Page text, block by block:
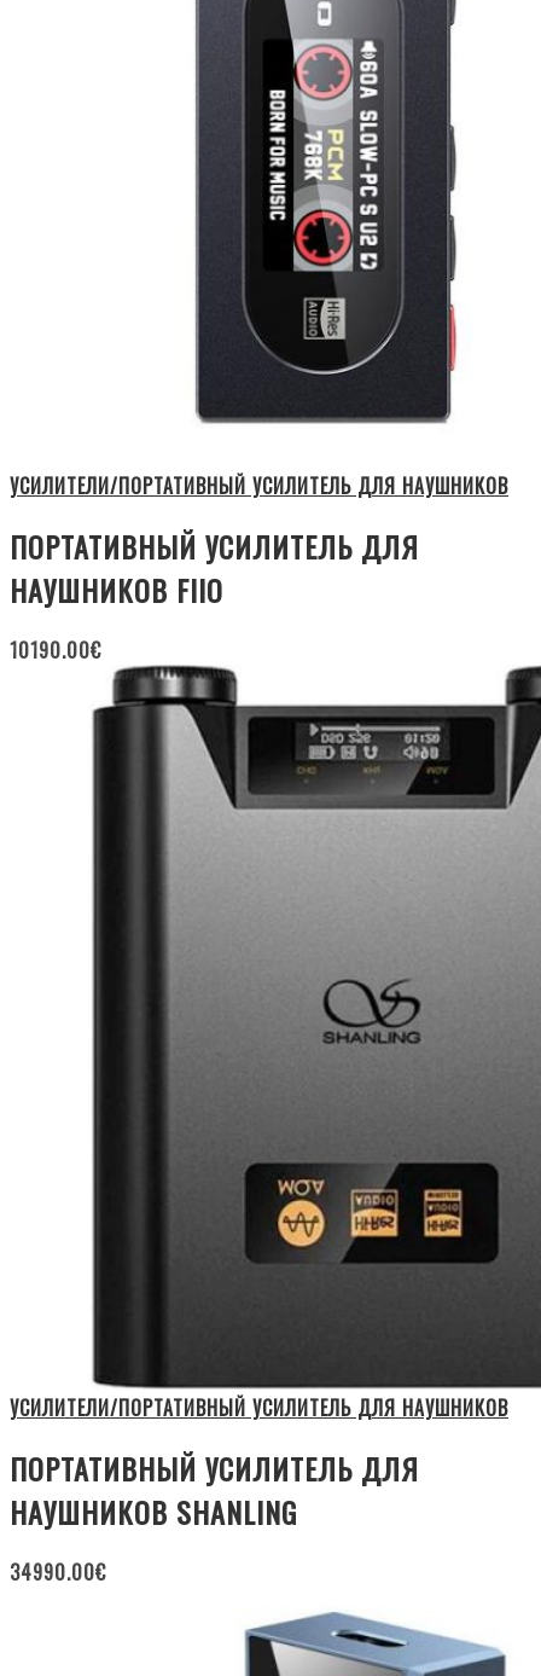
УСИЛИТЕЛИ/ПОРТАТИВНЫЙ УСИЛИТЕЛЬ ДЛЯ НАУШНИКОВ
ПОРТАТИВНЫЙ УСИЛИТЕЛЬ ДЛЯ
НАУШНИКОВ FIIO
10190.00€
УСИЛИТЕЛИ/ПОРТАТИВНЫЙ УСИЛИТЕЛЬ ДЛЯ НАУШНИКОВ
ПОРТАТИВНЫЙ УСИЛИТЕЛЬ ДЛЯ
НАУШНИКОВ SHANLING
34990.00€